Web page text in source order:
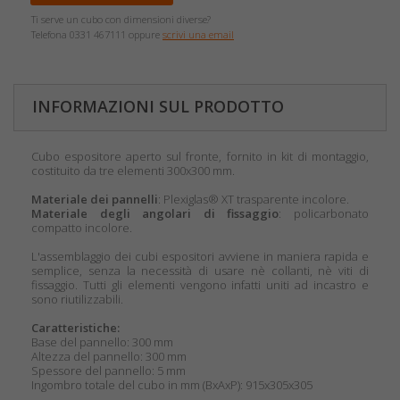
Ti serve un cubo con dimensioni diverse?
Telefona 0331 467111 oppure scrivi una email
INFORMAZIONI SUL PRODOTTO
Cubo espositore aperto sul fronte, fornito in kit di montaggio,
costituito da tre elementi 300x300 mm.
Materiale dei pannelli: Plexiglas® XT trasparente incolore.
Materiale degli angolari di fissaggio: policarbonato
compatto incolore.
L'assemblaggio dei cubi espositori avviene in maniera rapida e
semplice, senza la necessità di usare nè collanti, nè viti di
fissaggio. Tutti gli elementi vengono infatti uniti ad incastro e
sono riutilizzabili.
Caratteristiche:
Base del pannello: 300 mm
Altezza del pannello: 300 mm
Spessore del pannello: 5 mm
Ingombro totale del cubo in mm (BxAxP): 915x305x305